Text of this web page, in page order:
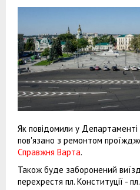
Як повідомили у Департаменті
пов'язано з ремонтом
Справжня Варта.
Також буде заборонений
перехрестя пл. Конституції -